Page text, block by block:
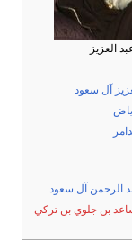
العزيز
آل سعود
الرحمن آل سعود
بن جلوي بن تركي